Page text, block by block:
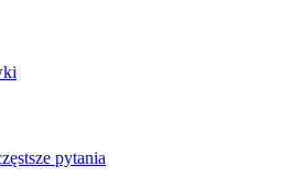
pytania